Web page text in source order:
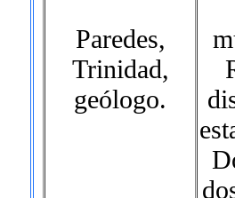
Paredes,
Trinidad,
geólogo.